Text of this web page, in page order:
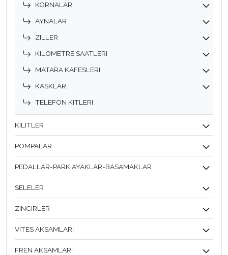
KORNALAR
AYNALAR
ZILLER
KILOMETRE SAATLERI
MATARA KAFESLERI
KASKLAR
TELEFON KITLERI
KILITLER
POMPALAR
PEDALLAR-PARK AYAKLAR-BASAMAKLAR
SELELER
ZINCIRLER
VITES AKSAMLARI
FREN AKSAMLARI